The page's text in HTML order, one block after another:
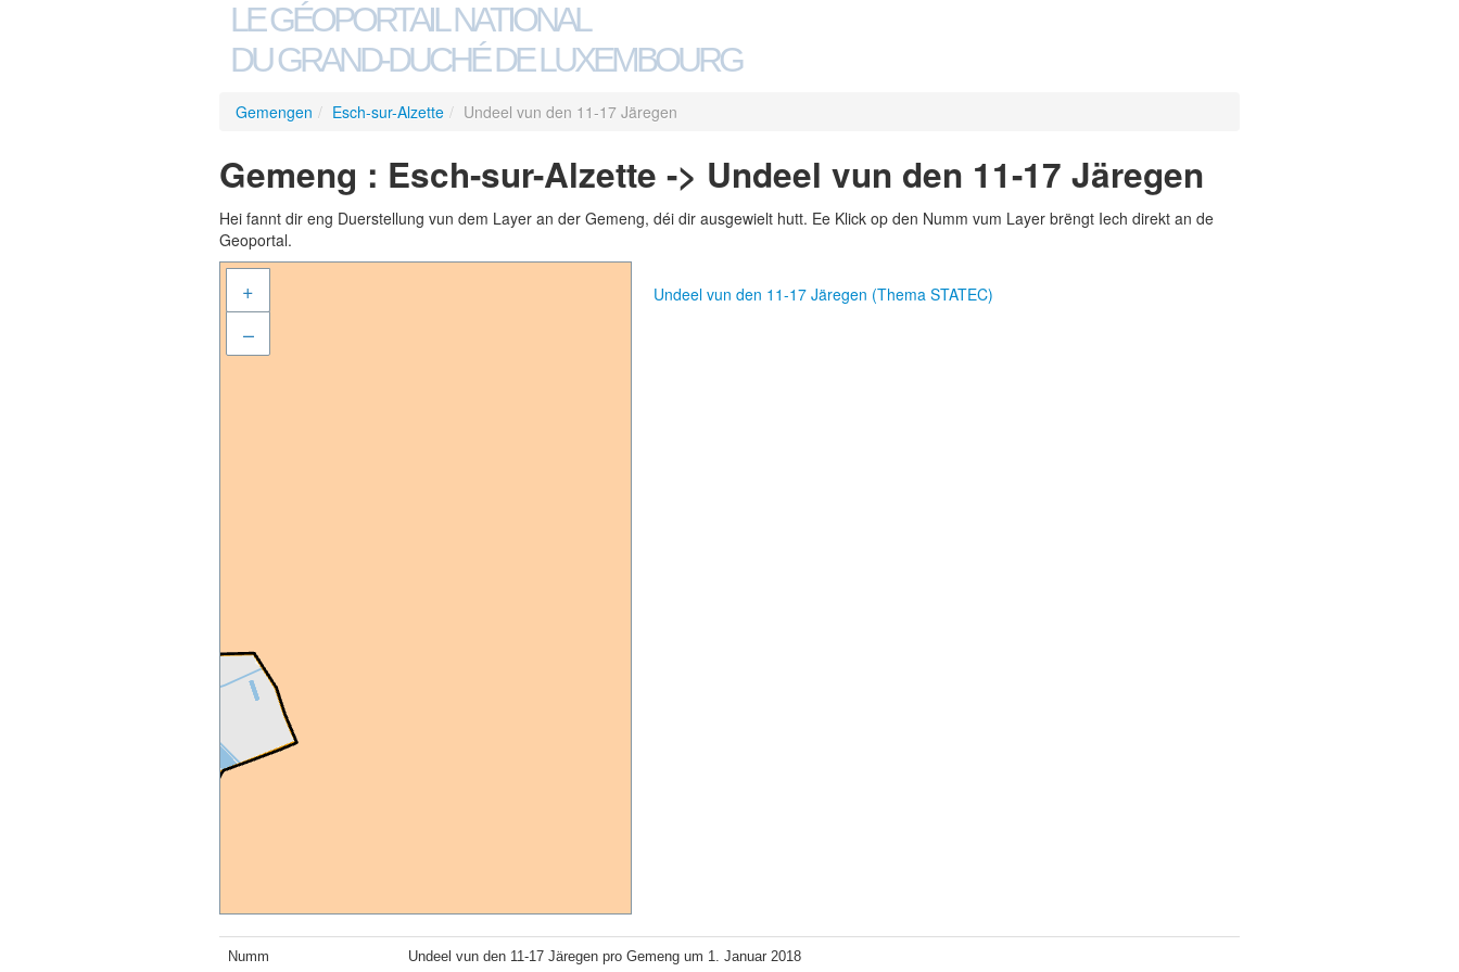
LE GÉOPORTAIL NATIONAL
DU GRAND-DUCHÉ DE LUXEMBOURG
Gemengen / Esch-sur-Alzette / Undeel vun den 11-17 Järegen
Gemeng : Esch-sur-Alzette -> Undeel vun den 11-17 Järegen
Hei fannt dir eng Duerstellung vun dem Layer an der Gemeng, déi dir ausgewielt hutt. Ee Klick op den Numm vum Layer brëngt Iech direkt an de
Geoportal.
+
–
Undeel vun den 11-17 Järegen (Thema STATEC)
Numm Undeel vun den 11-17 Järegen pro Gemeng um 1. Januar 2018